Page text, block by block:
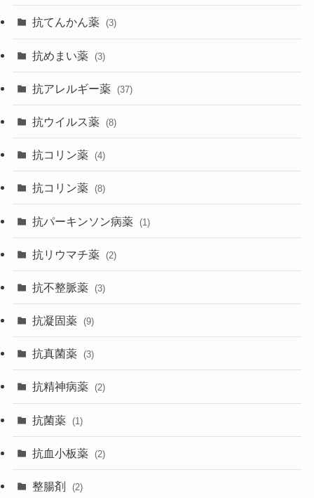
抗てんかん薬 (3)
抗めまい薬 (3)
抗アレルギー薬 (37)
抗ウイルス薬 (8)
抗コリン薬 (4)
抗コリン薬 (8)
抗パーキンソン病薬 (1)
抗リウマチ薬 (2)
抗不整脈薬 (3)
抗凝固薬 (9)
抗真菌薬 (3)
抗精神病薬 (2)
抗菌薬 (1)
抗血小板薬 (2)
整腸剤 (2)